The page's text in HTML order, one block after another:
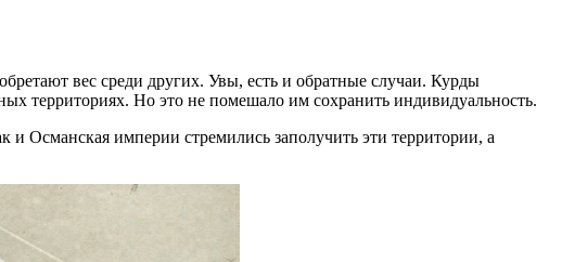
вес среди других. Увы, есть и обратные случаи. Курды
территориях. Но это не помешало им сохранить индивидуальность.
Османская империи стремились заполучить эти территории, а